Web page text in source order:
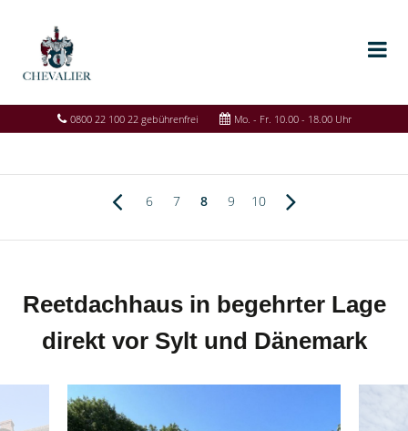
0800 22 100 22 gebührenfrei Mo. - Fr. 10.00 - 18.00 Uhr
6 7 8 9 10
Reetdachhaus in begehrter Lage
direkt vor Sylt und Dänemark